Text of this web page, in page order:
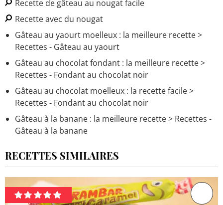
Recette de gâteau au nougat facile
Recette avec du nougat
Gâteau au yaourt moelleux : la meilleure recette>
Recettes - Gâteau au yaourt
Gâteau au chocolat fondant : la meilleure recette>
Recettes - Fondant au chocolat noir
Gâteau au chocolat moelleux : la recette facile>
Recettes - Fondant au chocolat noir
Gâteau à la banane : la meilleure recette> Recettes -
Gâteau à la banane
RECETTES SIMILAIRES